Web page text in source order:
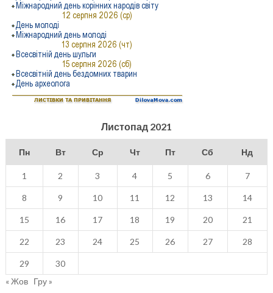
Листопад 2021
Пн Вт Ср Чт Пт Сб Нд
1 2 3 4 5 6 7
8 9 10 11 12 13 14
15 16 17 18 19 20 21
22 23 24 25 26 27 28
29
30
« Жов Гру »